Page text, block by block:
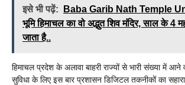
इसे भी पढ़ें:
Baba Garib Nath Temple
भूमि हिमाचल का वो अद्भुत शिव मंदिर, साल के 4
जाता है..
हिमाचल प्रदेश के अलावा बाहरी राज्यों से भारी संख्या में आने
सुविधा के लिए इस बार प्रशासन डिजिटल तकनीकों का